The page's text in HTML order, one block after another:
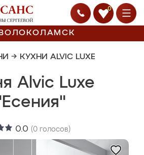
0
ВОЛОКОЛАМСК
→ КУХНИ ALVIC LUXE
Alvic Luxe
0.0 (0 голосов)